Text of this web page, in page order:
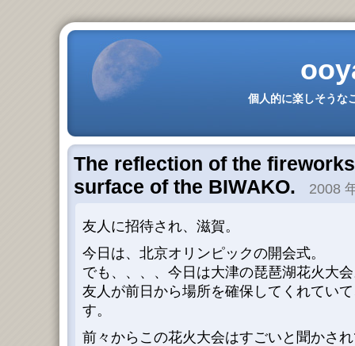
個人的に楽しそうな
The reflection of the
surface of the BIWAKO.
2008
友人に招待され、滋賀。
今日は、北京オリンピックの開会式。
でも、、、、今日は大津の琵琶湖花火大
友人が前日から場所を確保してくれてい
す。
前々からこの花火大会はすごいと聞かさ